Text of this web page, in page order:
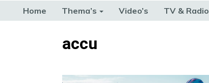
Home Thema’s Video’s TV & Radio
TERUG NAAR TOEN
accu